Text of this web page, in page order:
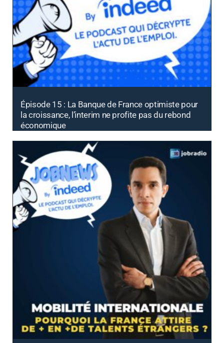
Épisode 15 : La Banque de France optimiste pour
la croissance, l’interim ne profite pas du rebond
économique